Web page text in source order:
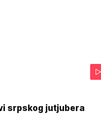
srpskog jutjubera